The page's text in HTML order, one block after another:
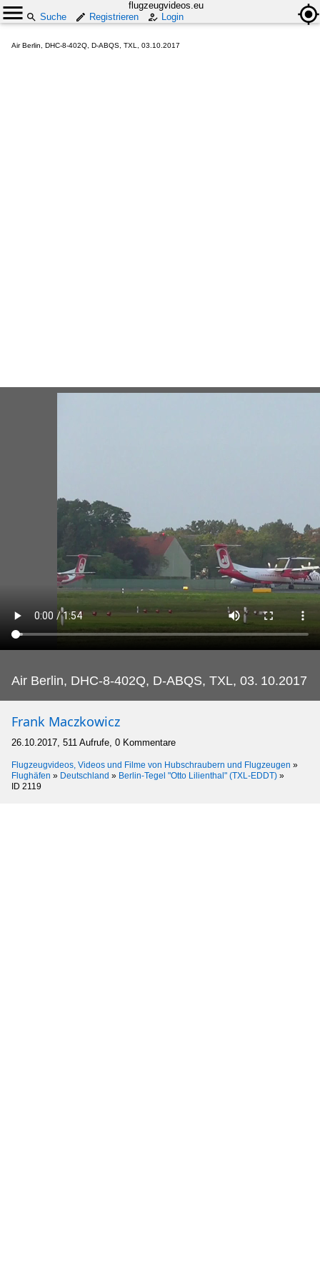
flugzeugvideos.eu
Suche
Registrieren Login
Air Berlin, DHC-8-402Q, D-ABQS, TXL, 03.10.2017
Air Berlin, DHC-8-402Q, D-ABQS, TXL, 03. 10.2017
Frank Maczkowicz
26.10.2017, 511 Aufrufe, 0 Kommentare
Flugzeugvideos, Videos und Filme von Hubschraubern und Flugzeugen »
Flughäfen » Deutschland » Berlin-Tegel "Otto Lilienthal" (TXL-EDDT) »
ID 2119